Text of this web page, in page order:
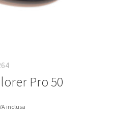
Pro 50
inclusa